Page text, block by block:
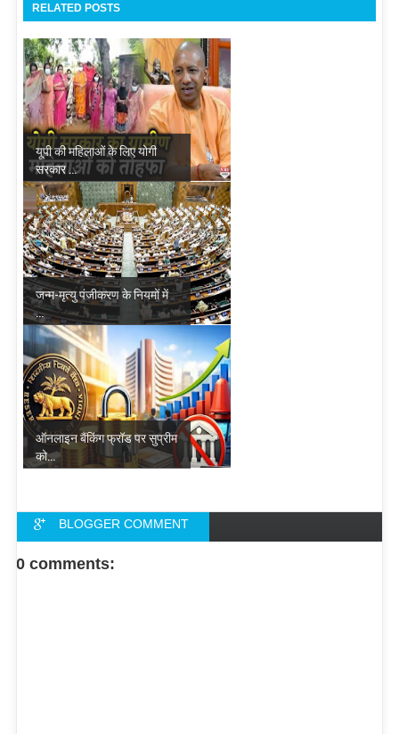
RELATED POSTS
यूपी की महिलाओं के लिए योगी
सरकार ...
जन्म-मृत्यु पंजीकरण के नियमों में
...
ऑनलाइन बैंकिंग फ्रॉड पर सुप्रीम
को...
BLOGGER COMMENT
FACEBOOK COMMENT
0 comments: